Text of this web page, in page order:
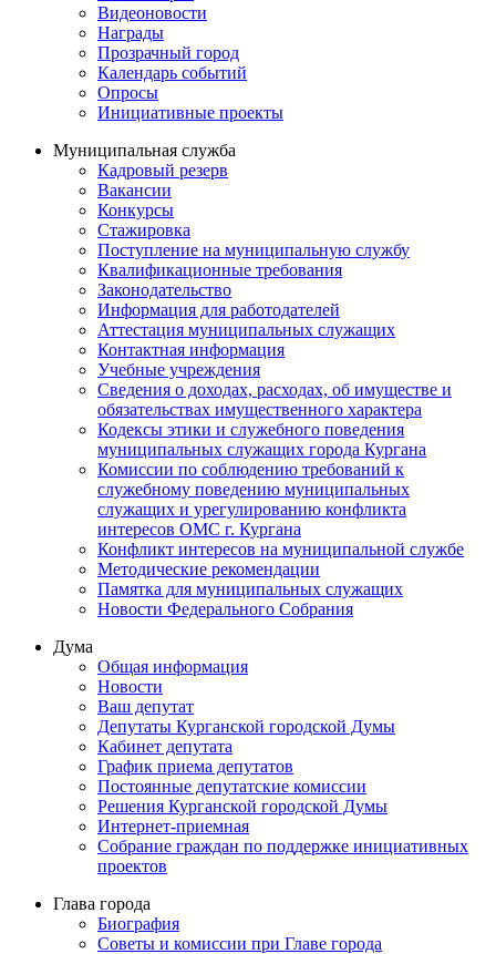
Видеоновости
Награды
Прозрачный город
Календарь событий
Опросы
Инициативные проекты
Муниципальная служба
Кадровый резерв
Вакансии
Конкурсы
Стажировка
Поступление на муниципальную службу
Квалификационные требования
Законодательство
Информация для работодателей
Аттестация муниципальных служащих
Контактная информация
Учебные учреждения
Сведения о доходах, расходах, об имуществе и
обязательствах имущественного характера
Кодексы этики и служебного поведения
муниципальных служащих города Кургана
Комиссии по соблюдению требований к
служебному поведению муниципальных
служащих и урегулированию конфликта
интересов ОМС г. Кургана
Конфликт интересов на муниципальной службе
Методические рекомендации
Памятка для муниципальных служащих
Новости Федерального Cобрания
Дума
Общая информация
Новости
Ваш депутат
Депутаты Курганской городской Думы
Кабинет депутата
График приема депутатов
Постоянные депутатские комиссии
Решения Курганской городской Думы
Интернет-приемная
Собрание граждан по поддержке инициативных
проектов
Глава города
Биография
Советы и комиссии при Главе города